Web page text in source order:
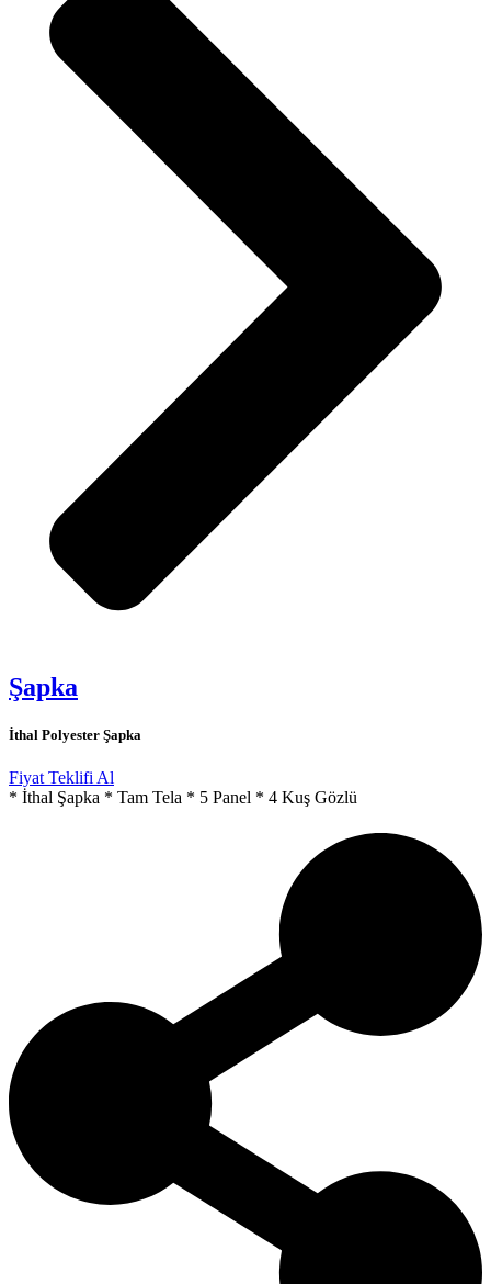
Şapka
İthal Polyester Şapka
Fiyat Teklifi Al
* İthal Şapka * Tam Tela * 5 Panel * 4 Kuş Gözlü